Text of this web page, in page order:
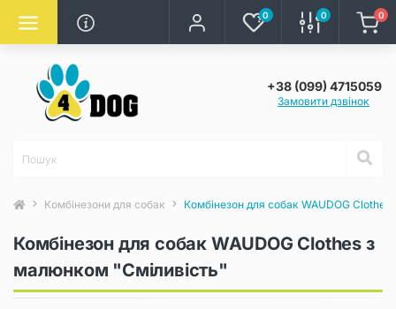
0 0 0
+38 (099) 4715059
Замовити дзвінок
Комбінезони для собак Комбінезон для собак WAUDOG
Комбінезон для собак WAUDOG Clothes з
малюнком "Сміливість"